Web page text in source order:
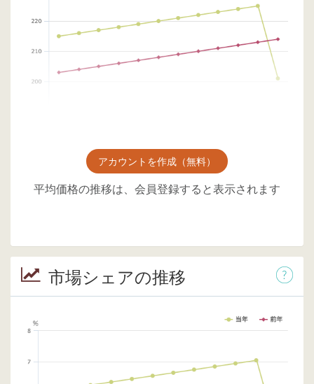
アカウントを作成（無料）
平均価格の推移は、会員登録すると表示されます
市場シェアの推移